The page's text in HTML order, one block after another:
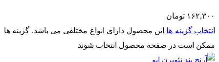
۱۶۲,۳۰۰ تومان
انتخاب گزینه ها این محصول دارای انواع مختلفی می باشد. گزینه ها
ممکن است در صفحه محصول انتخاب شوند